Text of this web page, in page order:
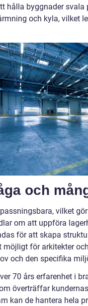
hålla byggnader
och kyla, vilket
och
vilket
om att uppföra
för att skapa
för arkitekter
och den specifika
70 års erfarenhet i
överträffar
kan de hantera hela